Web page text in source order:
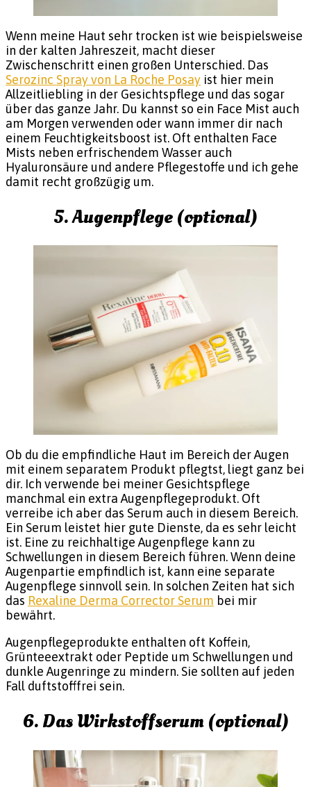
Wenn meine Haut sehr trocken ist wie beispielsweise
in der kalten Jahreszeit, macht dieser
Zwischenschritt einen großen Unterschied. Das
Serozinc Spray von La Roche Posay ist hier mein
Allzeitliebling in der Gesichtspflege und das sogar
über das ganze Jahr. Du kannst so ein Face Mist auch
am Morgen verwenden oder wann immer dir nach
einem Feuchtigkeitsboost ist. Oft enthalten Face
Mists neben erfrischendem Wasser auch
Hyaluronsäure und andere Pflegestoffe und ich gehe
damit recht großzügig um.
5. Augenpflege (optional)
Ob du die empfindliche Haut im Bereich der Augen
mit einem separatem Produkt pflegtst, liegt ganz bei
dir. Ich verwende bei meiner Gesichtspflege
manchmal ein extra Augenpflegeprodukt. Oft
verreibe ich aber das Serum auch in diesem Bereich.
Ein Serum leistet hier gute Dienste, da es sehr leicht
ist. Eine zu reichhaltige Augenpflege kann zu
Schwellungen in diesem Bereich führen. Wenn deine
Augenpartie empfindlich ist, kann eine separate
Augenpflege sinnvoll sein. In solchen Zeiten hat sich
das Rexaline Derma Corrector Serum bei mir
bewährt.
Augenpflegeprodukte enthalten oft Koffein,
Grünteeextrakt oder Peptide um Schwellungen und
dunkle Augenringe zu mindern. Sie sollten auf jeden
Fall duftstofffrei sein.
6. Das Wirkstoffserum (optional)